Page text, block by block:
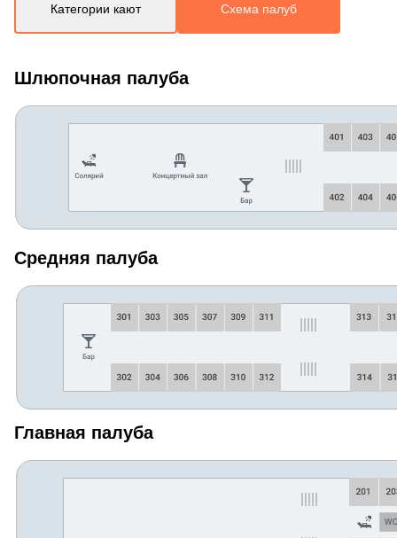
Категории кают Схема палуб
Шлюпочная палуба
Средняя палуба
Главная палуба